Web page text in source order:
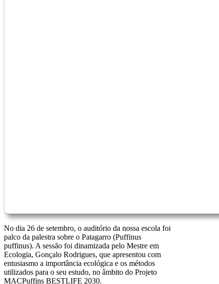
No dia 26 de setembro, o auditório da nossa escola foi
palco da palestra sobre o Patagarro (Puffinus
puffinus). A sessão foi dinamizada pelo Mestre em
Ecologia, Gonçalo Rodrigues, que apresentou com
entusiasmo a importância ecológica e os métodos
utilizados para o seu estudo, no âmbito do Projeto
MACPuffins BESTLIFE 2030.